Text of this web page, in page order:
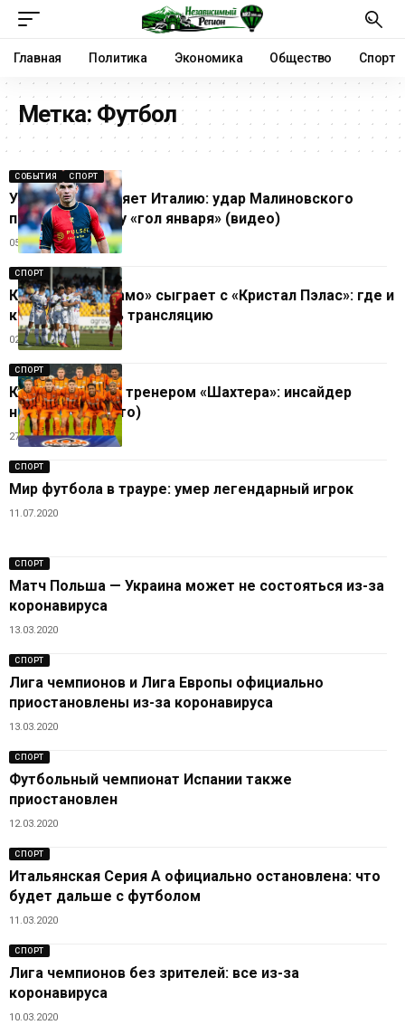
Главная Политика Экономика Общество Спорт
Метка: Футбол
СОБЫТИЯ СПОРТ
Украинец покоряет Италию: удар Малиновского
получил награду «гол января» (видео)
05.02.2026
СПОРТ
Киевское «Динамо» сыграет с «Кристал Пэлас»: где и
когда смотреть трансляцию
02.10.2025
СПОРТ
Кто стал новым тренером «Шахтера»: инсайдер
назвал имя (фото)
27.05.2025
СПОРТ
Мир футбола в трауре: умер легендарный игрок
11.07.2020
СПОРТ
Матч Польша — Украина может не состояться из-за
коронавируса
13.03.2020
СПОРТ
Лига чемпионов и Лига Европы официально
приостановлены из-за коронавируса
13.03.2020
СПОРТ
Футбольный чемпионат Испании также
приостановлен
12.03.2020
СПОРТ
Итальянская Серия А официально остановлена: что
будет дальше с футболом
11.03.2020
СПОРТ
Лига чемпионов без зрителей: все из-за
коронавируса
10.03.2020